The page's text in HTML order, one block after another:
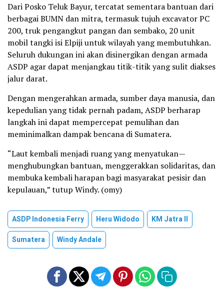
Dari Posko Teluk Bayur, tercatat sementara bantuan dari
berbagai BUMN dan mitra, termasuk tujuh excavator PC
200, truk pengangkut pangan dan sembako, 20 unit
mobil tangki isi Elpiji untuk wilayah yang membutuhkan.
Seluruh dukungan ini akan disinergikan dengan armada
ASDP agar dapat menjangkau titik-titik yang sulit diakses
jalur darat.
Dengan mengerahkan armada, sumber daya manusia, dan
kepedulian yang tidak pernah padam, ASDP berharap
langkah ini dapat mempercepat pemulihan dan
meminimalkan dampak bencana di Sumatera.
“Laut kembali menjadi ruang yang menyatukan—
menghubungkan bantuan, menggerakkan solidaritas, dan
membuka kembali harapan bagi masyarakat pesisir dan
kepulauan,” tutup Windy. (omy)
ASDP Indonesia Ferry Heru Widodo
KM Jatra II
Sumatera
Windy Andale